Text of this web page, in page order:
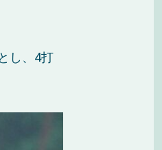
し、4打